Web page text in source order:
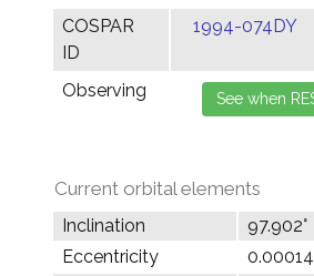
COSPAR
ID
1994-074DY
Observing
Current orbital elements
Inclination
97.902°
Eccentricity
0.00014